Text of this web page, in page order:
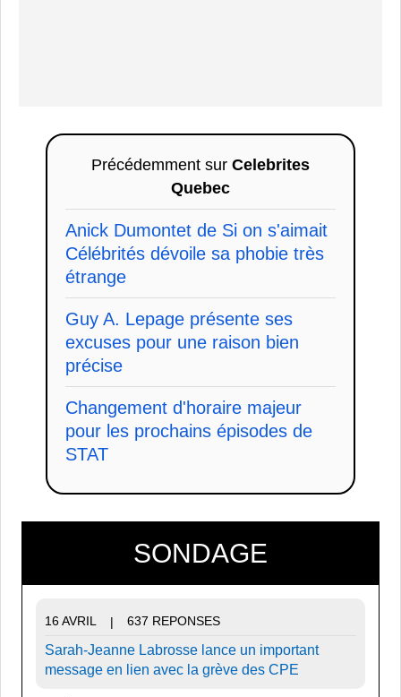
Précédemment sur Celebrites
Quebec
Anick Dumontet de Si on s'aimait
Célébrités dévoile sa phobie très
étrange
Guy A. Lepage présente ses
excuses pour une raison bien
précise
Changement d'horaire majeur
pour les prochains épisodes de
STAT
SONDAGE
16 AVRIL | 637 REPONSES
Sarah-Jeanne Labrosse lance un important
message en lien avec la grève des CPE